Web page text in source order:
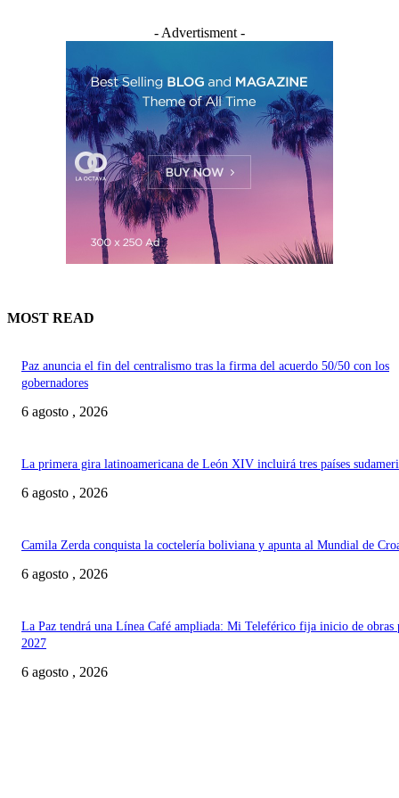
- Advertisment -
MOST READ
Paz anuncia el fin del centralismo tras la firma del acuerdo 50/50 con los
gobernadores
6 agosto , 2026
La primera gira latinoamericana de León XIV incluirá tres países
6 agosto , 2026
Camila Zerda conquista la coctelería boliviana y apunta al Mundial de
6 agosto , 2026
La Paz tendrá una Línea Café ampliada: Mi Teleférico fija inicio de obras
2027
6 agosto , 2026